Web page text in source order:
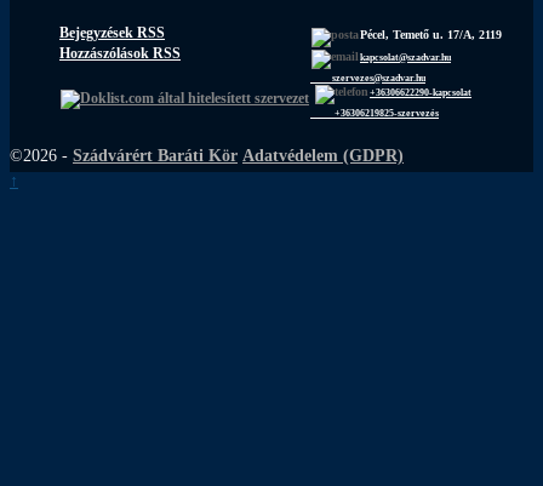
Bejegyzések RSS
Hozzászólások RSS
Pécel, Temető u. 17/A, 2119
kapcsolat@szadvar.hu
szervezes@szadvar.hu
+36306622290-kapcsolat
+36306219825-szervezés
©2026 - Szádvárért Baráti Kör Adatvédelem (GDPR)
↑